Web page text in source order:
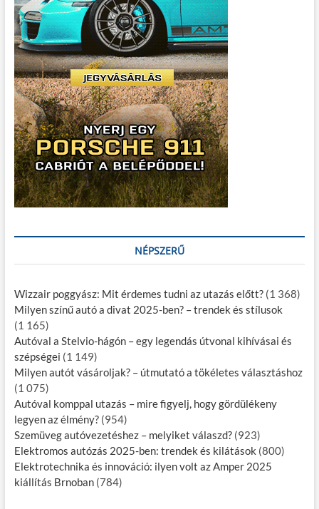
NÉPSZERŰ
Wizzair poggyász: Mit érdemes tudni az utazás előtt? (1 368)
Milyen színű autó a divat 2025-ben? – trendek és stílusok
(1 165)
Autóval a Stelvio-hágón – egy legendás útvonal kihívásai és
szépségei (1 149)
Milyen autót vásároljak? – útmutató a tökéletes választáshoz
(1 075)
Autóval komppal utazás – mire figyelj, hogy gördülékeny
legyen az élmény? (954)
Szemüveg autóvezetéshez – melyiket válaszd? (923)
Elektromos autózás 2025-ben: trendek és kilátások (800)
Elektrotechnika és innováció: ilyen volt az Amper 2025
kiállítás Brnoban (784)